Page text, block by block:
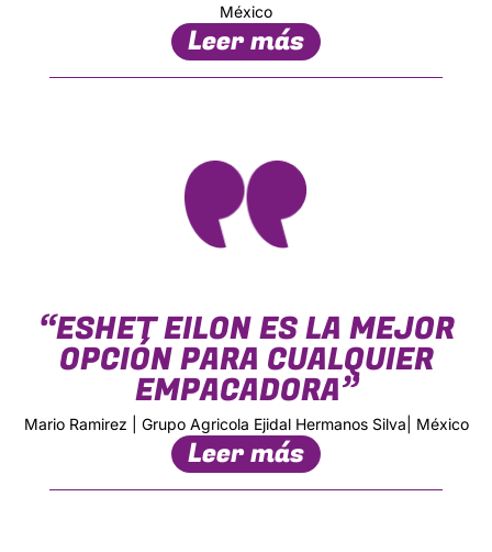
México
Leer más
“ESHET EILON ES LA MEJOR
OPCIÓN PARA CUALQUIER
EMPACADORA”
Mario Ramirez | Grupo Agricola Ejidal Hermanos Silva| México
Leer más